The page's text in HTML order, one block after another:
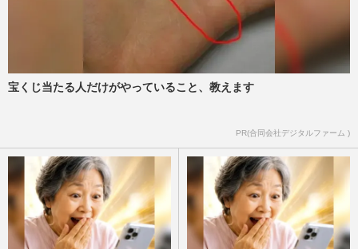
宝くじ当たる人だけがやっていること、教えます
PR(合同会社デジタルファーム )